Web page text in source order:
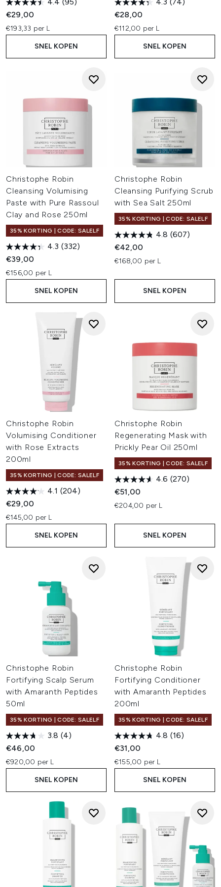
gebruik van rozenextracten om de haaraanzet te liften en
luchtige textuur toe te voegen, terwijl vocht en glans
Speciaal afgestemd op krullend en kroeshaar. Deze lijn
lijnzaadextracten voor zachte, veerkrachtige krullen.
workspace data to train its models.
€29,00
€193,33 per L
SNEL KOPEN
€28,00
€112,00 per L
SNEL KOPEN
Christophe Robin
Cleansing Volumising
Paste with Pure Rassoul
Clay and Rose 250ml
35% KORTING | CODE: SALELF
4.3 (332)
€39,00
€156,00 per L
SNEL KOPEN
Christophe Robin
Cleansing Purifying Scrub
with Sea Salt 250ml
35% KORTING | CODE: SALELF
4.8 (607)
€42,00
€168,00 per L
SNEL KOPEN
Christophe Robin
Volumising Conditioner
with Rose Extracts
200ml
35% KORTING | CODE: SALELF
4.1 (204)
€29,00
€145,00 per L
SNEL KOPEN
Christophe Robin
Regenerating Mask with
Prickly Pear Oil 250ml
35% KORTING | CODE: SALELF
4.6 (270)
€51,00
€204,00 per L
SNEL KOPEN
Christophe Robin
Fortifying Scalp Serum
with Amaranth Peptides
50ml
35% KORTING | CODE: SALELF
3.8 (4)
€46,00
€920,00 per L
SNEL KOPEN
Christophe Robin
Fortifying Conditioner
with Amaranth Peptides
200ml
35% KORTING | CODE: SALELF
4.8 (16)
€31,00
€155,00 per L
SNEL KOPEN